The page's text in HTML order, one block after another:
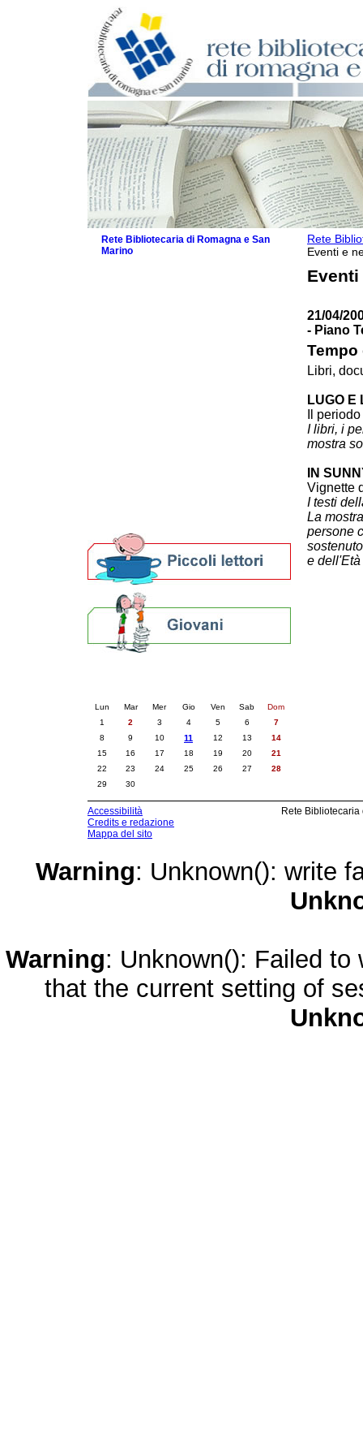
Rete
Eventi e
Eventi
21/04/
- Piano
Tempo
Libri,
LUGO E
Il
I libri, i
mostra
IN
Vignette
I testi
La
persone
e
Rete Bibliotecaria di Romagna e San
Marino
Lun Mar Mer Gio Ven Sab
Dom
1
2 3 4 5 6
7
8
9 10 11 12 13
14
15
16 17 18 19 20
21
22
23 24 25 26 27
28
29
30
Accessibilità
Credits e redazione
Mappa del sito
Rete
Warning: Unknown(): write
Warning: Unknown(): Failed
that the current setting of